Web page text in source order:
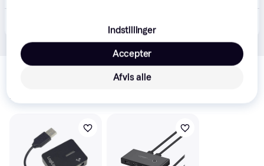
Relaterede produkter
Se vores forslag til andre produkter, der matcher dine
Indstillinger
Afvis alle
Accepter